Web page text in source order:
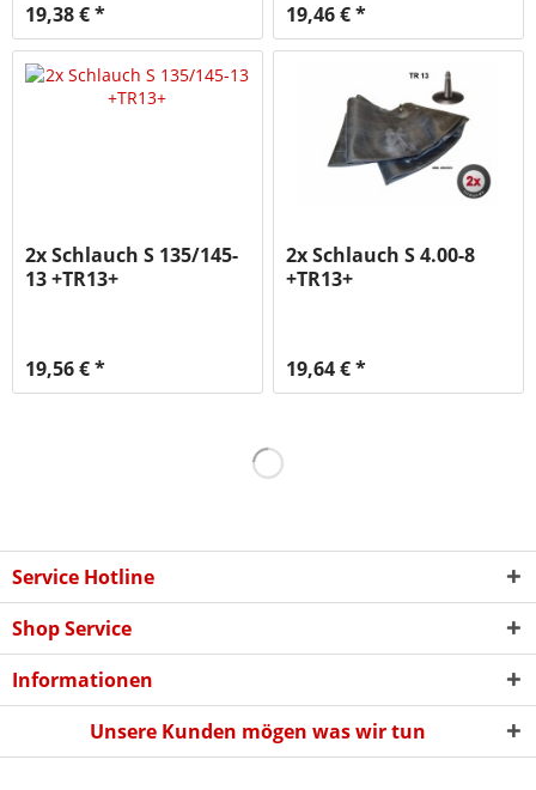
19,38 € * 19,46 € *
2x Schlauch S 135/145-
13 +TR13+
19,56 € *
2x Schlauch S 4.00-8
+TR13+
19,64 € *
Service Hotline
Shop Service
Informationen
Unsere Kunden mögen was wir tun